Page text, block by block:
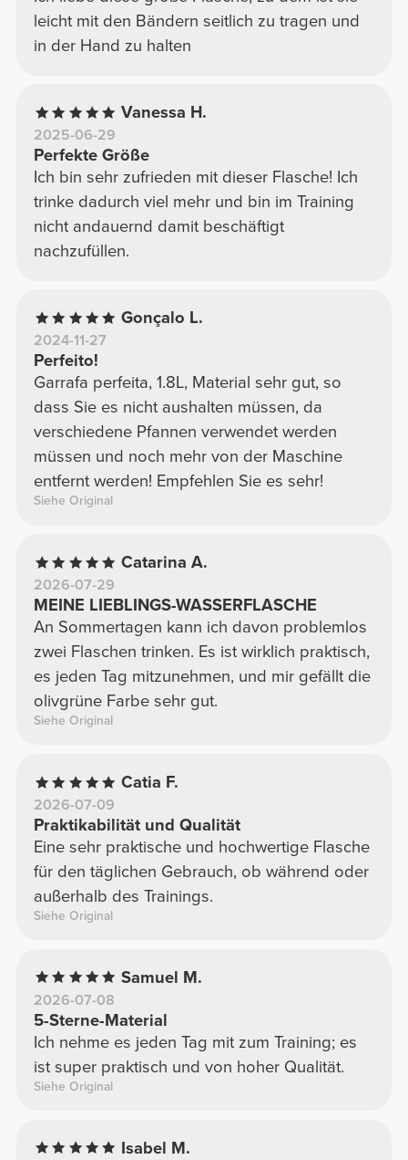
leicht mit den Bändern seitlich zu tragen und
in der Hand zu halten
Vanessa H.
2025-06-29
Perfekte Größe
Ich bin sehr zufrieden mit dieser Flasche! Ich
trinke dadurch viel mehr und bin im Training
nicht andauernd damit beschäftigt
nachzufüllen.
Gonçalo L.
2024-11-27
Perfeito!
Garrafa perfeita, 1.8L, Material sehr gut, so
dass Sie es nicht aushalten müssen, da
verschiedene Pfannen verwendet werden
müssen und noch mehr von der Maschine
entfernt werden! Empfehlen Sie es sehr!
Siehe Original
Catarina A.
2026-07-29
MEINE LIEBLINGS-WASSERFLASCHE
An Sommertagen kann ich davon problemlos
zwei Flaschen trinken. Es ist wirklich praktisch,
es jeden Tag mitzunehmen, und mir gefällt die
olivgrüne Farbe sehr gut.
Siehe Original
Catia F.
2026-07-09
Praktikabilität und Qualität
Eine sehr praktische und hochwertige Flasche
für den täglichen Gebrauch, ob während oder
außerhalb des Trainings.
Siehe Original
Samuel M.
2026-07-08
5-Sterne-Material
Ich nehme es jeden Tag mit zum Training; es
ist super praktisch und von hoher Qualität.
Siehe Original
Isabel M.